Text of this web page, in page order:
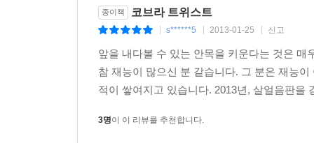
종이책 코브라 트위스트
s******5 2013-01-25 신고
앞을 내다볼 수 있는 안목을 키운다는 것은
참 재능이 많으신 분 같습니다. 그 분은 재능
적이 쌓여지고 있습니다. 2013년, 살얼음판
3명이 이 리뷰를 추천합니다.